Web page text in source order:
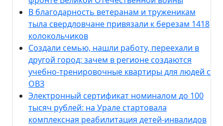
В благодарность ветеранам и труженикам
тыла свердловчане привязали к березам 1418
колокольчиков
Создали семью, нашли работу, переехали в
другой город: зачем в регионе создаются
учебно-тренировочные квартиры для людей с
ОВЗ
Электронный сертификат номиналом до 100
тысяч рублей: на Урале стартовала
комплексная реабилитация детей-инвалидов